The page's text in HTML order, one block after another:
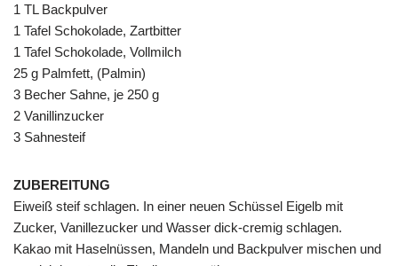
1 TL Backpulver
1 Tafel Schokolade, Zartbitter
1 Tafel Schokolade, Vollmilch
25 g Palmfett, (Palmin)
3 Becher Sahne, je 250 g
2 Vanillinzucker
3 Sahnesteif
ZUBEREITUNG
Eiweiß steif schlagen. In einer neuen Schüssel Eigelb mit
Zucker, Vanillezucker und Wasser dick-cremig schlagen.
Kakao mit Haselnüssen, Mandeln und Backpulver mischen und